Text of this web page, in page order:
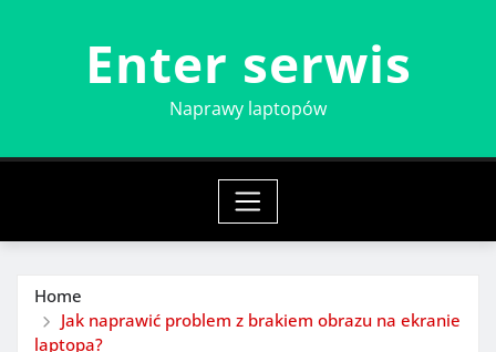
Enter serwis
Naprawy laptopów
Home
Jak naprawić problem z brakiem obrazu na ekranie
laptopa?